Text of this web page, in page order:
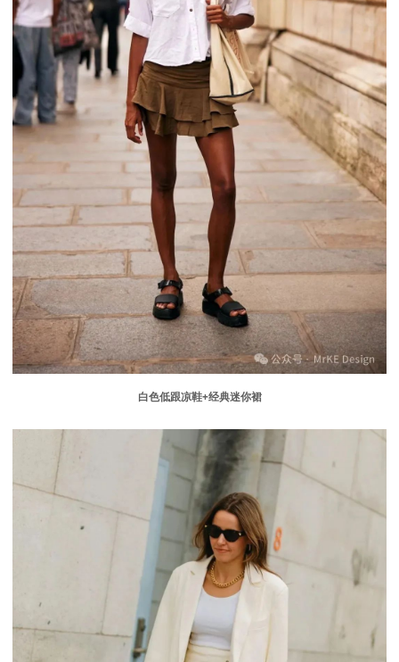
白色低跟凉鞋+经典迷你裙